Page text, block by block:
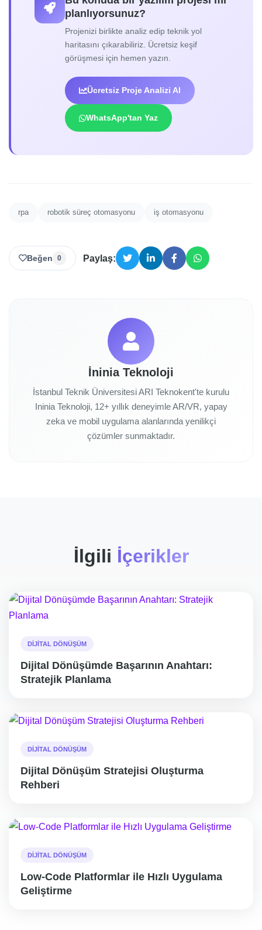
planlıyorsunuz?
Projenizi birlikte analiz edip teknik yol
haritasını çıkarabiliriz. Ücretsiz keşif
görüşmesi için hemen yazın.
Ücretsiz Proje Analizi Al
WhatsApp'tan Yaz
rpa robotik süreç otomasyonu iş otomasyonu
Beğen 0 Paylaş:
İninia Teknoloji
İstanbul Teknik Üniversitesi ARI Teknokent'te kurulu
Ininia Teknoloji, 12+ yıllık deneyimle AR/VR, yapay
zeka ve mobil uygulama alanlarında yenilikçi
çözümler sunmaktadır.
İlgili İçerikler
DIJITAL DÖNÜŞÜM
Dijital Dönüşümde Başarının Anahtarı:
Stratejik Planlama
DIJITAL DÖNÜŞÜM
Dijital Dönüşüm Stratejisi Oluşturma
Rehberi
DIJITAL DÖNÜŞÜM
Low-Code Platformlar ile Hızlı Uygulama
Geliştirme